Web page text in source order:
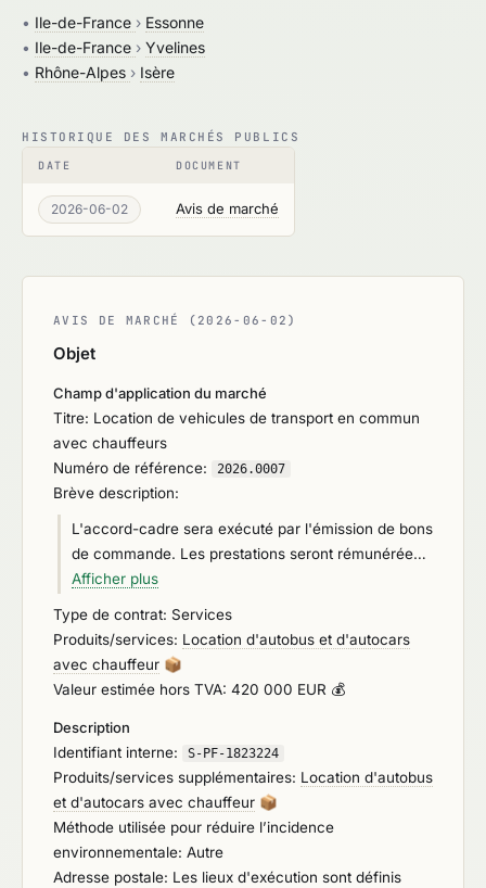
• Ile-de-France › Essonne
• Ile-de-France › Yvelines
• Rhône-Alpes › Isère
HISTORIQUE DES MARCHÉS PUBLICS
DATE DOCUMENT
2026-06-02 Avis de marché
AVIS DE MARCHÉ (2026-06-02)
Objet
Champ d'application du marché
Titre: Location de vehicules de transport en commun
avec chauffeurs
Numéro de référence:
2026.0007
Brève description:
L'accord-cadre sera exécuté par l'émission de bons
de commande. Les prestations seront rémunérées
par application aux quantités réellement exécutées
avec un maximum de 420 000,00 euro(s) HT sur la
durée ferme de 3 ans
Afficher plus
Type de contrat: Services
Produits/services: Location d'autobus et d'autocars
avec chauffeur 📦
Valeur estimée hors TVA: 420 000 EUR 💰
Description
Identifiant interne:
S-PF-1823224
Produits/services supplémentaires: Location d'autobus
et d'autocars avec chauffeur 📦
Méthode utilisée pour réduire l’incidence
environnementale: Autre
Adresse postale: Les lieux d'exécution sont définis